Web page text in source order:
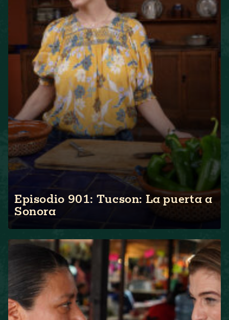
Episodio 901: Tucson: La puerta a
Sonora